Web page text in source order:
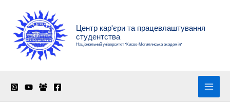
вмісту
Центр кар'єри та працевлаштування
студентства
Національний університет "Києво-Могилянська академія"